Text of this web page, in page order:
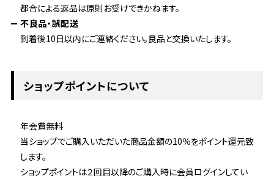
都合による返品は原則お受けできかねます。
不良品・誤配送
到着後10日以内にご連絡ください。良品と交換いたします。
ショップポイントについて
年会費無料
当ショップでご購入いただいた商品金額の10％をポイント還元致
します。
ショップポイントは２回目以降のご購入時に会員ログインしてい